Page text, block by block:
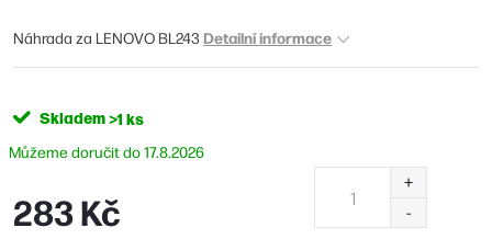
Náhrada za LENOVO BL243 Detailní informace
Skladem>1 ks
17.8.2026
283 Kč